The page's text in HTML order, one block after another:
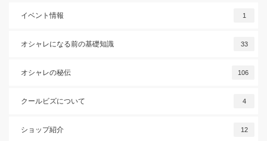
イベント情報 1
オシャレになる前の基礎知識 33
オシャレの秘伝 106
クールビズについて 4
ショップ紹介 12